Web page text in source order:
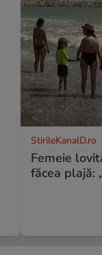
StirileKanalD.ro
Femeie
făcea plajă: